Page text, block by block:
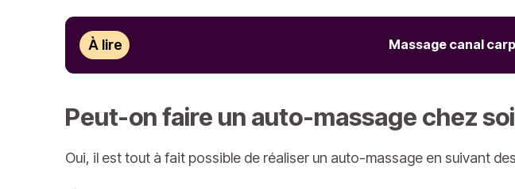
À lire Massage canal
Peut-on faire un auto-massage chez
Oui, il est tout à fait possible de réaliser un auto-massage en suivant